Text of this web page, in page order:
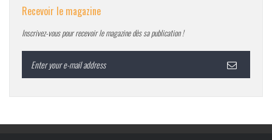
Recevoir le magazine
Inscrivez-vous pour recevoir le magazine dès sa publication !